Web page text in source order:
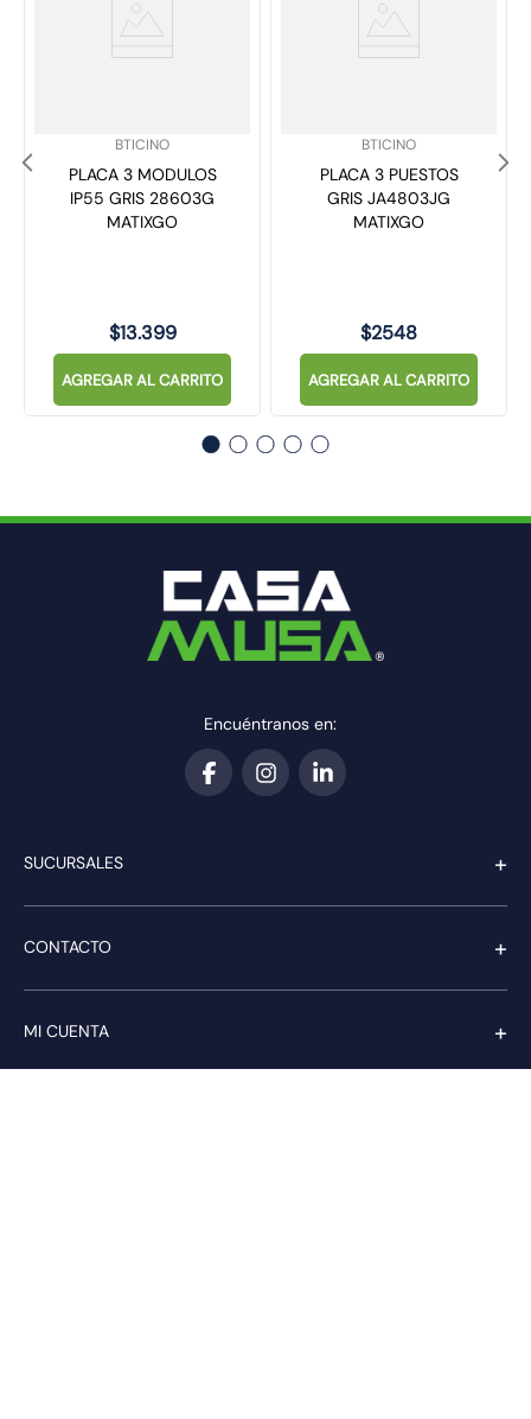
BTICINO
PLACA 3 MODULOS
IP55 GRIS 28603G
MATIXGO
$13.399
AGREGAR AL CARRITO
BTICINO
PLACA 3 PUESTOS
GRIS JA4803JG
MATIXGO
$2548
AGREGAR AL CARRITO
Encuéntranos en:
SUCURSALES +
CONTACTO +
MI CUENTA +